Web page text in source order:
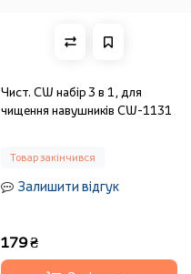
Чист. CW набір 3 в 1, для
чищення навушників CW-1131
Товар закінчився
Залишити відгук
179 ₴